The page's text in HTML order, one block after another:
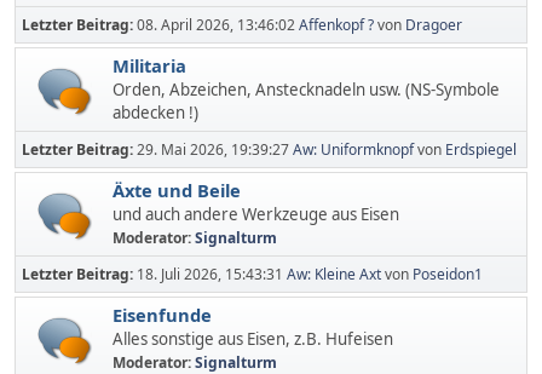
Letzter Beitrag:08. April 2026, 13:46:02Affenkopf ?von Dragoer
Militaria
Orden, Abzeichen, Anstecknadeln usw. (NS-Symbole
abdecken !)
Letzter Beitrag:29. Mai 2026, 19:39:27Aw: Uniformknopfvon Erdspiegel
Äxte und Beile
und auch andere Werkzeuge aus Eisen
Moderator:Signalturm
Letzter Beitrag: 18. Juli 2026, 15:43:31 Aw: Kleine Axtvon Poseidon1
Eisenfunde
Alles sonstige aus Eisen, z.B. Hufeisen
Moderator:Signalturm